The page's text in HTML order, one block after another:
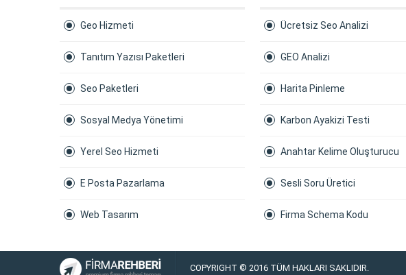
Geo Hizmeti
Tanıtım Yazısı Paketleri
Seo Paketleri
Sosyal Medya Yönetimi
Yerel Seo Hizmeti
E Posta Pazarlama
Web Tasarım
Ücretsiz Seo Analizi
GEO Analizi
Harita Pinleme
Karbon Ayakizi Testi
Anahtar Kelime Oluşturucu
Sesli Soru Üretici
Firma Schema Kodu
COPYRIGHT © 2016 TÜM HAKLARI SAKLIDIR.